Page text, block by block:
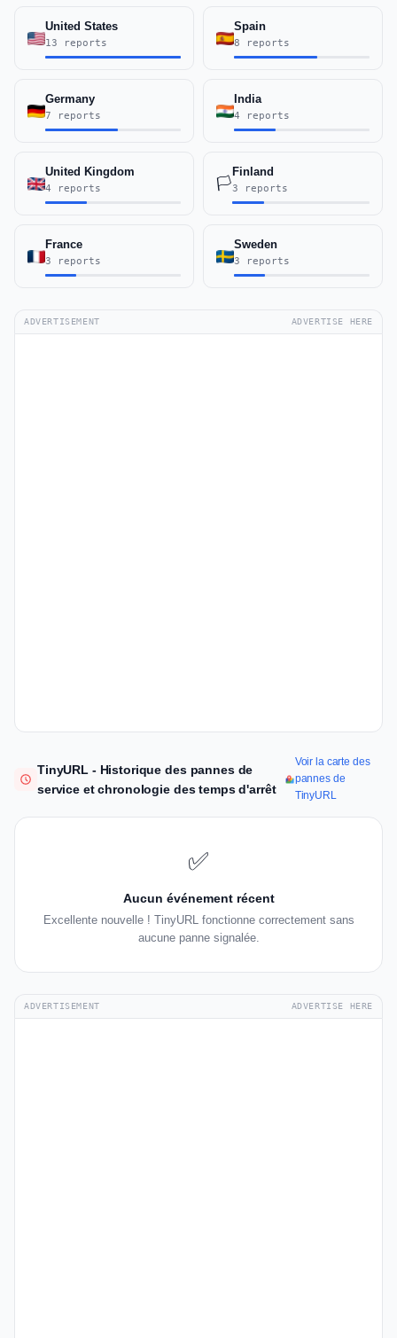
United States
13 reports
Spain
8 reports
Germany
7 reports
India
4 reports
United Kingdom
4 reports 🏳️
Finland
3 reports
France
3 reports
Sweden
3 reports
ADVERTISEMENT ADVERTISE HERE
TinyURL - Historique des pannes de
service et chronologie des temps d'arrêt
Voir la carte des
pannes de
TinyURL
✅
Aucun événement récent
Excellente nouvelle ! TinyURL fonctionne correctement sans
aucune panne signalée.
ADVERTISEMENT ADVERTISE HERE